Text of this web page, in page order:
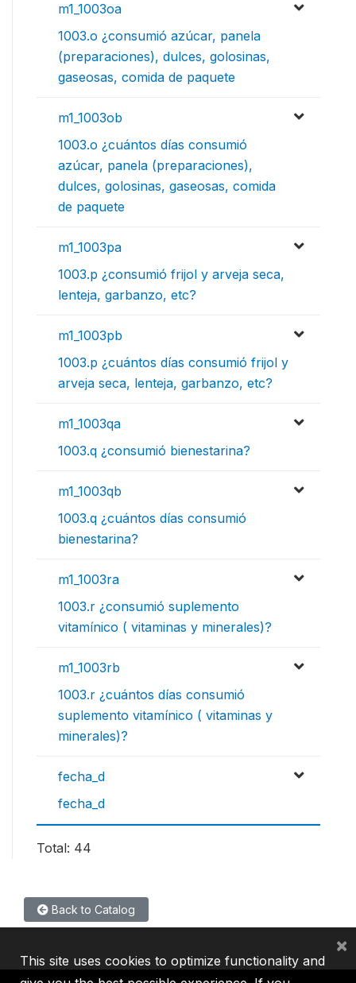
m1_1003oa
1003.o ¿consumió azúcar, panela
(preparaciones), dulces, golosinas,
gaseosas, comida de paquete
m1_1003ob
1003.o ¿cuántos días consumió
azúcar, panela (preparaciones),
dulces, golosinas, gaseosas, comida
de paquete
m1_1003pa
1003.p ¿consumió frijol y arveja seca,
lenteja, garbanzo, etc?
m1_1003pb
1003.p ¿cuántos días consumió frijol y
arveja seca, lenteja, garbanzo, etc?
m1_1003qa
1003.q ¿consumió bienestarina?
m1_1003qb
1003.q ¿cuántos días consumió
bienestarina?
m1_1003ra
1003.r ¿consumió suplemento
vitamínico ( vitaminas y minerales)?
m1_1003rb
1003.r ¿cuántos días consumió
suplemento vitamínico ( vitaminas y
minerales)?
fecha_d
fecha_d
Total: 44
Back to Catalog
This site uses cookies to optimize functionality and
×